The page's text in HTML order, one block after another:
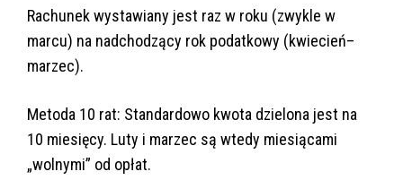
Rachunek wystawiany jest raz w roku (zwykle w
marcu) na nadchodzący rok podatkowy (kwiecień–
marzec).
Metoda 10 rat: Standardowo kwota dzielona jest na
10 miesięcy. Luty i marzec są wtedy miesiącami
„wolnymi” od opłat.